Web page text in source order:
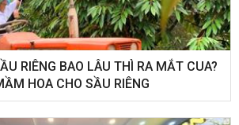
RIÊNG BAO LÂU THÌ RA MẮT CUA?
HOA CHO SẦU RIÊNG